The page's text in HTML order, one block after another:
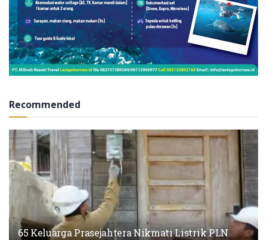
Recommended
65 Keluarga Prasejahtera Nikmati Listrik PLN